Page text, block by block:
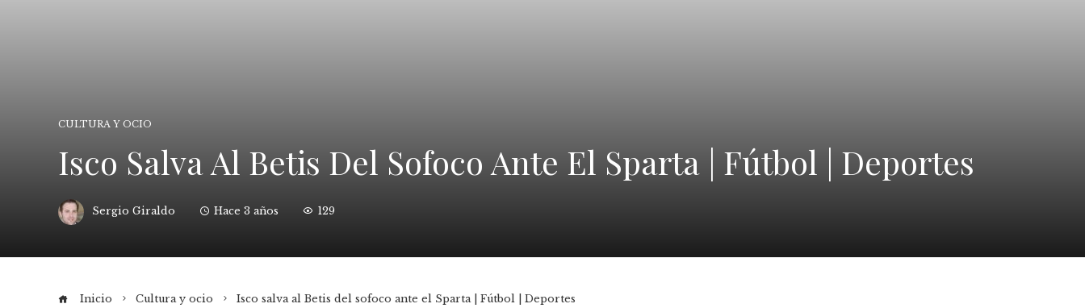
CULTURA Y OCIO
Isco Salva Al Betis Del Sofoco Ante El Sparta | Fútbol | Deportes
Sergio Giraldo Hace 3 años 129
Inicio Cultura y ocio Isco salva al Betis del sofoco ante el Sparta | Fútbol | Deportes